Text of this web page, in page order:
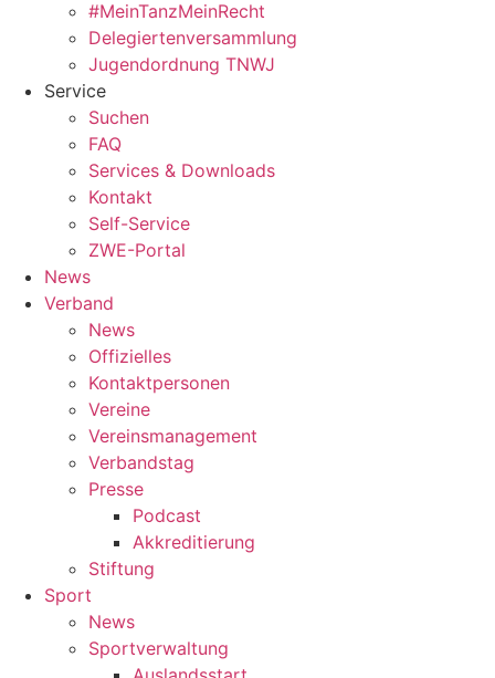
#MeinTanzMeinRecht
Delegiertenversammlung
Jugendordnung TNWJ
Service
Suchen
FAQ
Services & Downloads
Kontakt
Self-Service
ZWE-Portal
News
Verband
News
Offizielles
Kontaktpersonen
Vereine
Vereinsmanagement
Verbandstag
Presse
Podcast
Akkreditierung
Stiftung
Sport
News
Sportverwaltung